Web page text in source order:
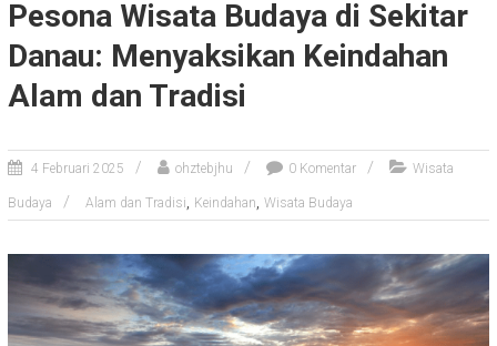
Pesona Wisata Budaya di Sekitar
Danau: Menyaksikan Keindahan
Alam dan Tradisi
4 Februari 2025 ohztebjhu 0 Komentar Wisata
Budaya Alam dan Tradisi, Keindahan, Wisata Budaya